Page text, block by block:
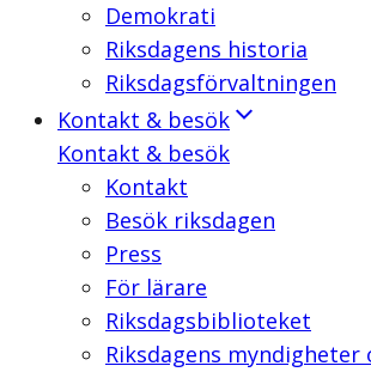
Demokrati
Riksdagens historia
Riksdagsförvaltningen
Kontakt & besök
Kontakt & besök
Kontakt
Besök riksdagen
Press
För lärare
Riksdagsbiblioteket
Riksdagens myndigheter